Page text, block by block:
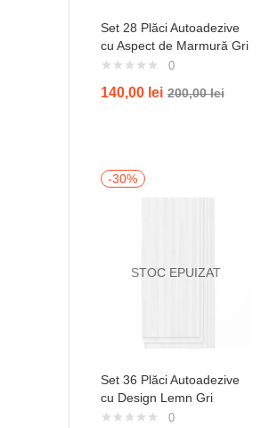
Set 28 Plăci Autoadezive
cu Aspect de Marmură Gri
Mat (Set 28 bucăți)
0
140,00 lei 200,00lei
-30%
STOC EPUIZAT
Set 36 Plăci Autoadezive
cu Design Lemn Gri
Texturat
0